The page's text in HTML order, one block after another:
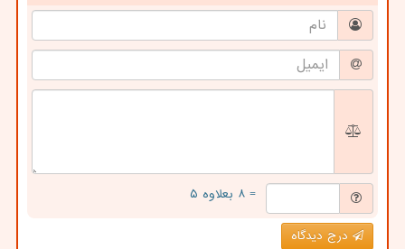
= ۸ بعلاوه ۵
درج دیدگاه